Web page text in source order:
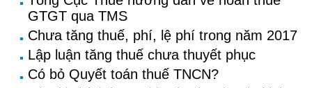
GTGT qua TMS
Chưa tăng thuế, phí, lệ phí trong năm 2017
Lập luận tăng thuế chưa thuyết phục
Có bỏ Quyết toán thuế TNCN?